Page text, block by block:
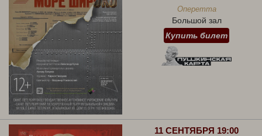
Оперетта
Большой зал
Купить билет
11 СЕНТЯБРЯ 19:00